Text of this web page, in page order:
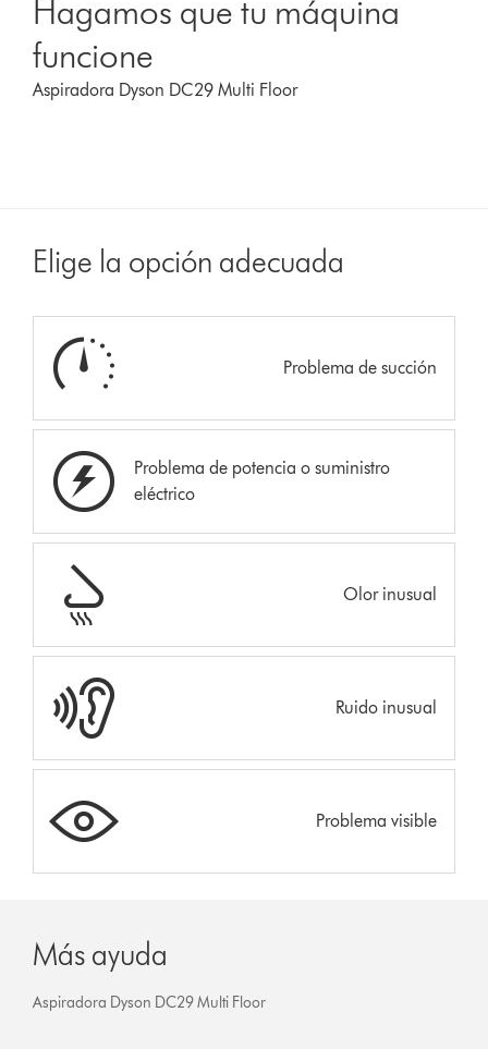
Hagamos que tu máquina
funcione
Aspiradora Dyson DC29 Multi Floor
Elige la opción adecuada
Problema de succión
Problema de potencia o suministro
eléctrico
Olor inusual
Ruido inusual
Problema visible
Más ayuda
Aspiradora Dyson DC29 Multi Floor